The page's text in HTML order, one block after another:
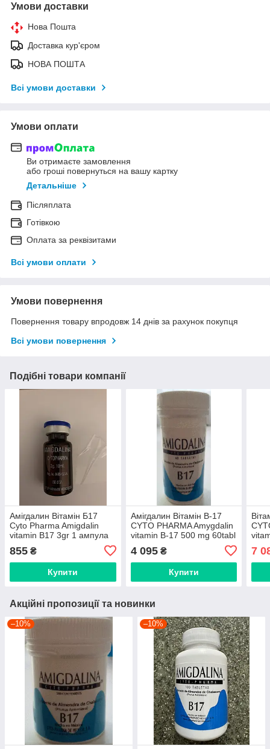
Умови доставки
Нова Пошта
Доставка кур'єром
НОВА ПОШТА
Всі умови доставки
Умови оплати
Ви отримаєте замовлення
або гроші повернуться на вашу картку
Детальніше
Післяплата
Готівкою
Оплата за реквізитами
Всі умови оплати
Умови повернення
Повернення товару впродовж 14 днів за рахунок покупця
Всі умови повернення
Подібні товари компанії
Амігдалин Вітамін Б17
Cyto Pharma Amigdalin
vitamin B17 3gr 1 ампула
855 ₴
Купити
Амігдалин Вітамін B-17
CYTO PHARMA Amygdalin
vitamin B-17 500 mg 60tabl
4 095₴
Купити
7
Акційні пропозиції та новинки
–10% –10%